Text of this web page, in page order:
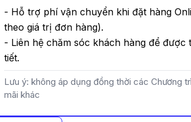
- Hỗ trợ phí vận chuyển khi đặt hàng
theo giá trị đơn hàng).
- Liên hệ chăm sóc khách hàng để được
tiết.
Lưu ý: không áp dụng đồng thời các Chương
mãi khác